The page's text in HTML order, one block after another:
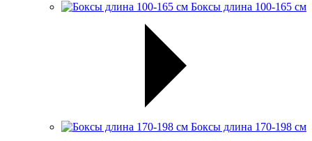
Боксы длина 100-165 см
Боксы длина 170-198 см